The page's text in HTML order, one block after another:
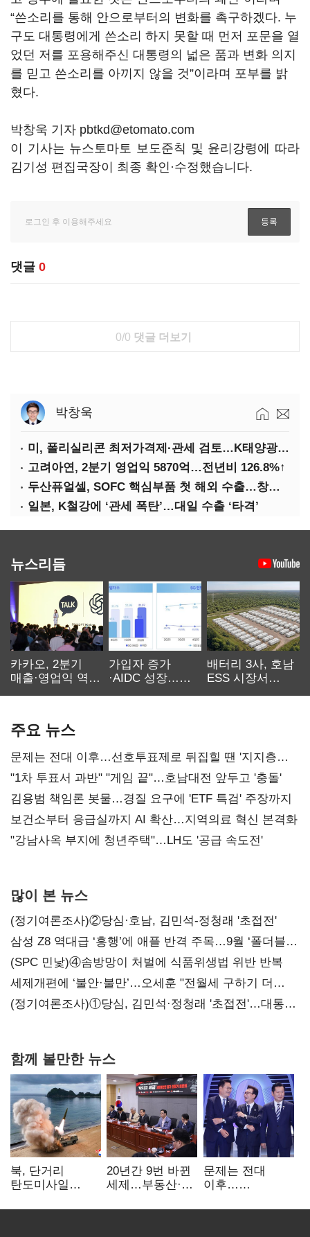
“쓴소리를 통해 안으로부터의 변화를 촉구하겠다. 누
구도 대통령에게 쓴소리 하지 못할 때 먼저 포문을 열
었던 저를 포용해주신 대통령의 넓은 품과 변화 의지
를 믿고 쓴소리를 아끼지 않을 것”이라며 포부를 밝
혔다.
박창욱 기자 pbtkd@etomato.com
이 기사는 뉴스토마토 보도준칙 및 윤리강령에 따라
김기성 편집국장이 최종 확인·수정했습니다.
댓글 0
0/0 댓글 더보기
박창욱
미, 폴리실리콘 최저가격제·관세 검토…K태양광 입지 확대 기대
고려아연, 2분기 영업익 5870억…전년비 126.8%↑
두산퓨얼셀, SOFC 핵심부품 첫 해외 수출…창사 이래 최대 규모
일본, K철강에 ‘관세 폭탄’…대일 수출 ‘타격’
뉴스리듬
카카오, 2분기
매출·영업익 역대
가입자 증가
·AIDC 성장…
배터리 3사, 호남
ESS 시장서
주요 뉴스
문제는 전대 이후…선호투표제로 뒤집힐 땐 '지지층
불복'
"1차 투표서 과반" "게임 끝"…호남대전 앞두고 '충돌'
김용범 책임론 봇물…경질 요구에 'ETF 특검' 주장까지
보건소부터 응급실까지 AI 확산…지역의료 혁신 본격화
"강남사옥 부지에 청년주택"…LH도 '공급 속도전'
많이 본 뉴스
(정기여론조사)②당심·호남, 김민석-정청래 '초접전'
삼성 Z8 역대급 ‘흥행’에 애플 반격 주목…9월 ‘폴더블
대전’
(SPC 민낯)④솜방망이 처벌에 식품위생법 위반 반복
세제개편에 ‘불안·불만’…오세훈 "전월세 구하기 더
힘들어질 것"
(정기여론조사)①당심, 김민석·정청래 '초접전'…대통령
함께 볼만한 뉴스
북, 단거리
탄도미사일
"즉각 중단 촉구"
20년간 9번 바뀐
세제…부동산·
건드렸다
문제는 전대
이후…
뒤집힐 땐